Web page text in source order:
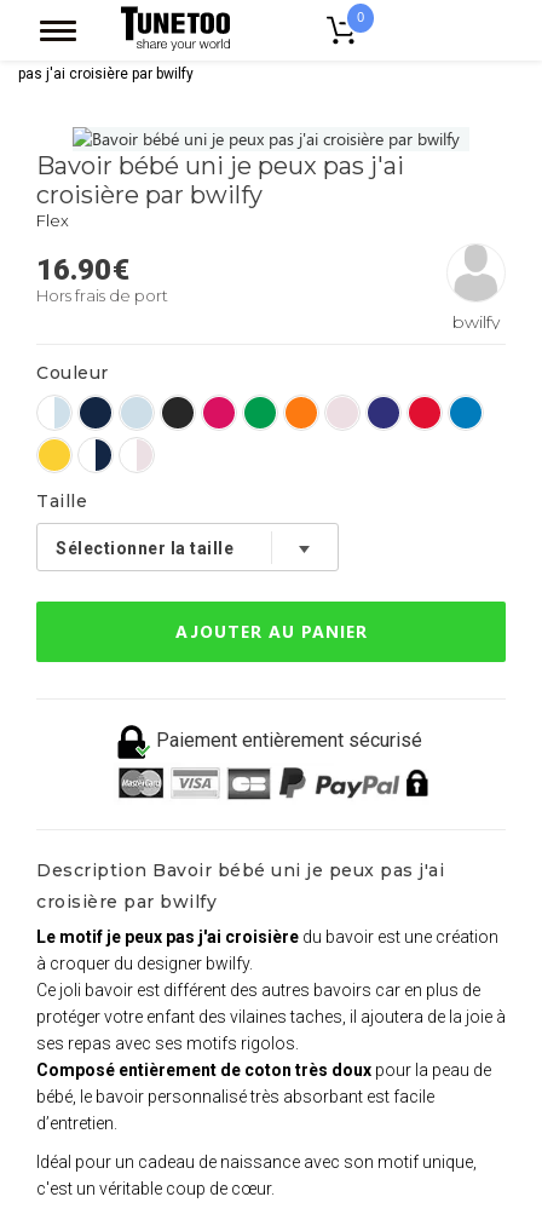
0
Vêtement Enfant Bebe
Bavoir bébé uni je peux
pas j'ai croisière par bwilfy
Bavoir bébé uni je peux pas j'ai
croisière par bwilfy
Flex
16.90€
Hors frais de port
bwilfy
Couleur
Taille
AJOUTER AU PANIER
Paiement entièrement sécurisé
Description Bavoir bébé uni je peux pas j'ai
croisière par bwilfy
Le motif je peux pas j'ai croisière du bavoir est une création
à croquer du designer bwilfy.
Ce joli bavoir est différent des autres bavoirs car en plus de
protéger votre enfant des vilaines taches, il ajoutera de la joie à
ses repas avec ses motifs rigolos.
Composé entièrement de coton très doux pour la peau de
bébé, le bavoir personnalisé très absorbant est facile
d’entretien.
Idéal pour un cadeau de naissance avec son motif unique,
c'est un véritable coup de cœur.